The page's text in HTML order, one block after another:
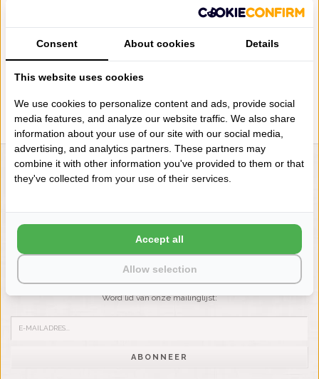
ALEXANDRE TURPAULT -
AMBOISE 305TC
ALEXANDRE TURPAULT -
TEOPHILE HELLEBORE 300TC
LIENSLINNENWINKEL.NL
+31 (0) 575 511817
Wilt u op de hoogte blijven?
Word lid van onze mailinglijst:
ABONNEER
Consent About cookies Details
This website uses cookies
We use cookies to personalize content and ads, provide social
media features, and analyze our website traffic. We also share
information about your use of our site with our social media,
advertising, and analytics partners. These partners may
combine it with other information you've provided to them or that
they've collected from your use of their services.
Allow selection
Accept all